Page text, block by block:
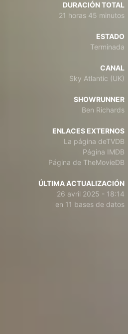
DURACIÓN TOTAL
21 horas 45 minutos
ESTADO
Terminada
CANAL
Sky Atlantic (UK)
SHOWRUNNER
Ben Richards
ENLACES EXTERNOS
La página deTVDB
Página IMDB
Página de TheMovieDB
ÚLTIMA ACTUALIZACIÓN
26 avril 2025 - 18:14
en 11 bases de datos